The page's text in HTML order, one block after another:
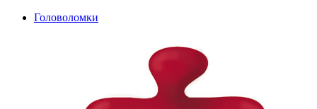
Головоломки